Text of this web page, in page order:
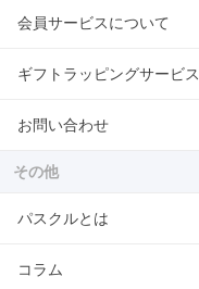
会員サービスについて
ギフトラッピングサービス
お問い合わせ
その他
パスクルとは
コラム